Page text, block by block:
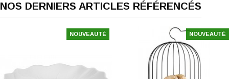
NOS DERNIERS ARTICLES RÉFÉRENCÉS
NOUVEAUTÉ NOUVEAUTÉ